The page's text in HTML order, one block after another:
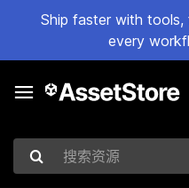
Ship faster with
every
搜索资源